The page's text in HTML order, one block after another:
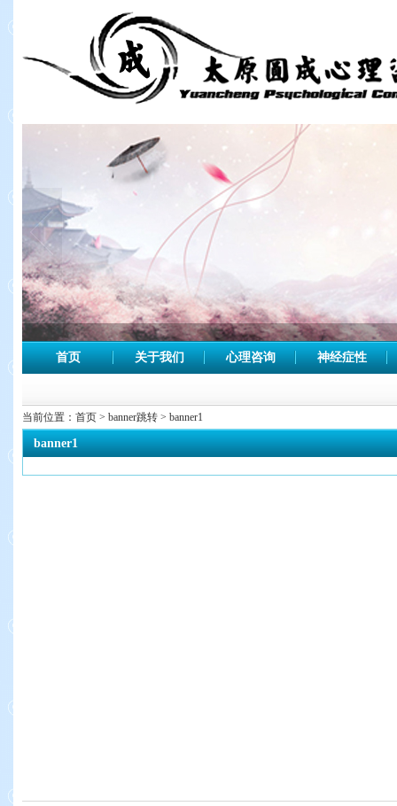
首页 关于我们 心理咨询 神经症性
当前位置： 首页 > banner跳转 > banner1
banner1